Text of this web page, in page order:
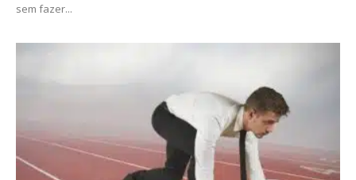
sem fazer...